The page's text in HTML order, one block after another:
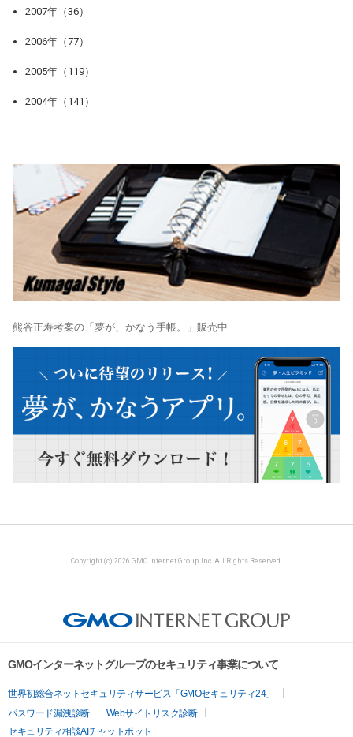
2007年（36）
2006年（77）
2005年（119）
2004年（141）
熊谷正寿考案の「夢が、かなう手帳。」販売中
Copyright (c) 2026 GMO Internet Group, Inc. All Rights Reserved.
GMOインターネットグループのセキュリティ事業について
世界初総合ネットセキュリティサービス「GMOセキュリティ24」
パスワード漏洩診断
Webサイトリスク診断
セキュリティ相談AIチャットボット